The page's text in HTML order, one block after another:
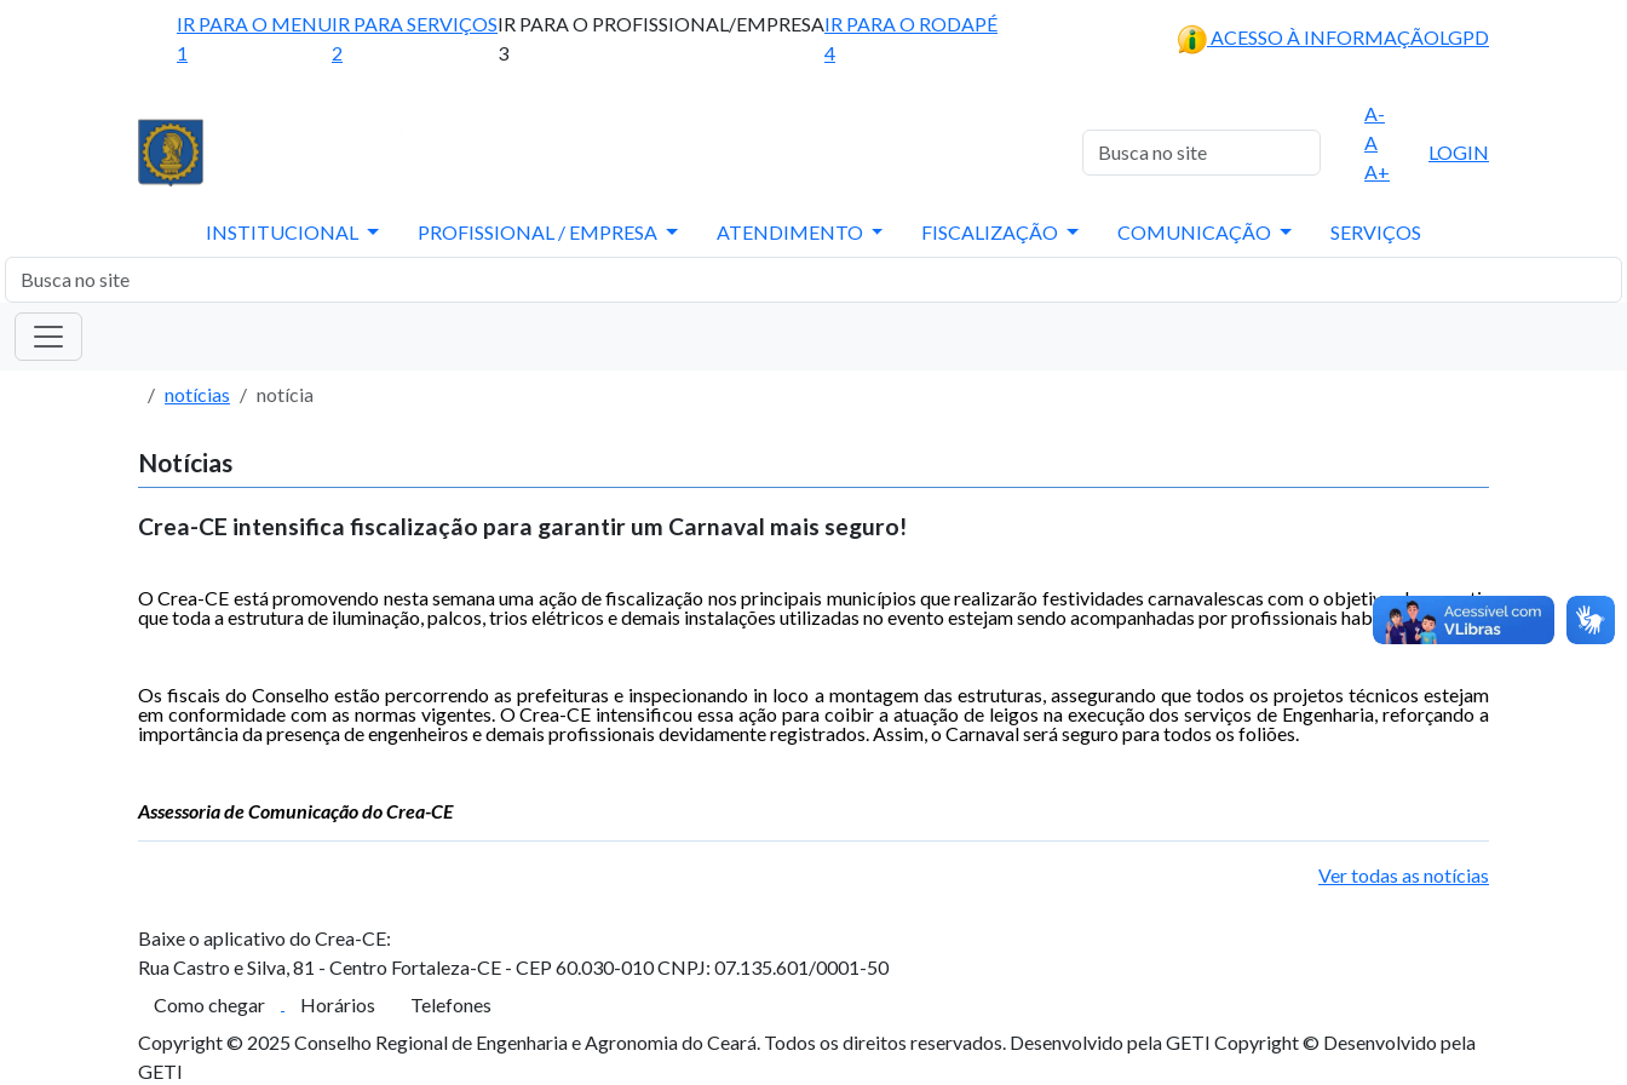
IR PARA O MENU
1
IR PARA SERVIÇOS
2
IR PARA O PROFISSIONAL/EMPRESA
3
IR PARA O RODAPÉ
4
ACESSO À INFORMAÇÃOLGPD
A-
A
A+
LOGIN
INSTITUCIONAL PROFISSIONAL / EMPRESA ATENDIMENTO FISCALIZAÇÃO COMUNICAÇÃO SERVIÇOS
notícias notícia
Notícias
Crea-CE intensifica fiscalização para garantir um Carnaval mais seguro!
O Crea-CE está promovendo nesta semana uma ação de fiscalização nos principais municípios que realizarão festividades carnavalescas com o objetivo de garantir
que toda a estrutura de iluminação, palcos, trios elétricos e demais instalações utilizadas no evento estejam sendo acompanhadas por profissionais habilitados.
Os fiscais do Conselho estão percorrendo as prefeituras e inspecionando in loco a montagem das estruturas, assegurando que todos os projetos técnicos estejam
em conformidade com as normas vigentes. O Crea-CE intensificou essa ação para coibir a atuação de leigos na execução dos serviços de Engenharia, reforçando a
importância da presença de engenheiros e demais profissionais devidamente registrados. Assim, o Carnaval será seguro para todos os foliões.
Assessoria de Comunicação do Crea-CE
Ver todas as notícias
Baixe o aplicativo do Crea-CE:
Rua Castro e Silva, 81 - Centro Fortaleza-CE - CEP 60.030-010CNPJ: 07.135.601/0001-50
Como chegar
Horários
Telefones
Copyright © 2025 Conselho Regional de Engenharia e Agronomia do Ceará. Todos os direitos reservados. Desenvolvido pela GETI Copyright © Desenvolvido pela
GETI